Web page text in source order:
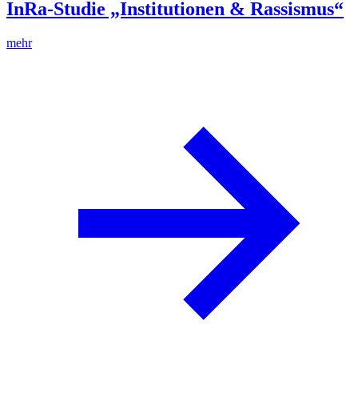
InRa-Studie „Institutionen & Rassismus“
mehr